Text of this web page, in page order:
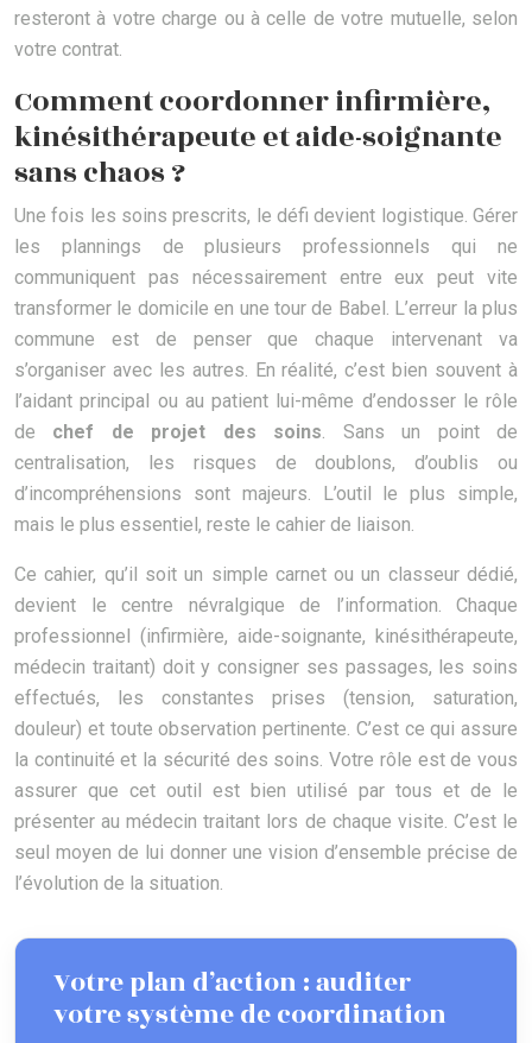
resteront à votre charge ou à celle de votre mutuelle, selon
votre contrat.
Comment coordonner infirmière,
kinésithérapeute et aide-soignante
sans chaos ?
Une fois les soins prescrits, le défi devient logistique. Gérer
les plannings de plusieurs professionnels qui ne
communiquent pas nécessairement entre eux peut vite
transformer le domicile en une tour de Babel. L’erreur la plus
commune est de penser que chaque intervenant va
s’organiser avec les autres. En réalité, c’est bien souvent à
l’aidant principal ou au patient lui-même d’endosser le rôle
de chef de projet des soins . Sans un point de
centralisation, les risques de doublons, d’oublis ou
d’incompréhensions sont majeurs. L’outil le plus simple,
mais le plus essentiel, reste le cahier de liaison.
Ce cahier, qu’il soit un simple carnet ou un classeur dédié,
devient le centre névralgique de l’information. Chaque
professionnel (infirmière, aide-soignante, kinésithérapeute,
médecin traitant) doit y consigner ses passages, les soins
effectués, les constantes prises (tension, saturation,
douleur) et toute observation pertinente. C’est ce qui assure
la continuité et la sécurité des soins. Votre rôle est de vous
assurer que cet outil est bien utilisé par tous et de le
présenter au médecin traitant lors de chaque visite. C’est le
seul moyen de lui donner une vision d’ensemble précise de
l’évolution de la situation.
Votre plan d’action : auditer
votre système de coordination